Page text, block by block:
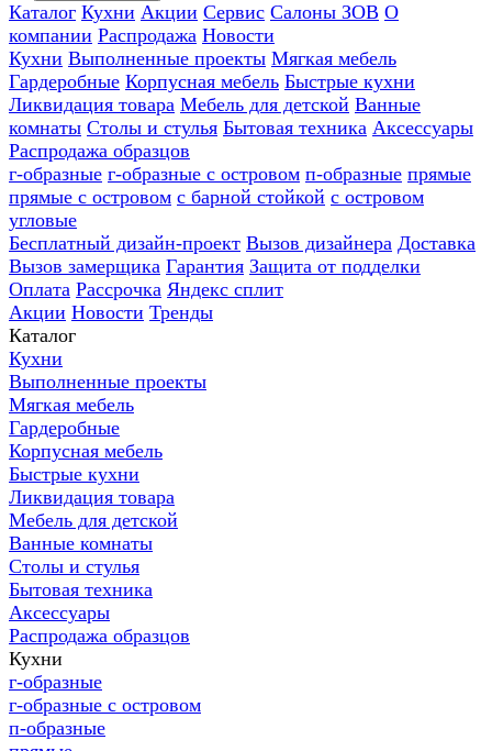
Каталог Кухни Акции Сервис Салоны ЗОВ О
компании Распродажа Новости
Кухни Выполненные проекты Мягкая мебель
Гардеробные Корпусная мебель Быстрые кухни
Ликвидация товара Мебель для детской Ванные
комнаты Столы и стулья Бытовая техника Аксессуары
Распродажа образцов
г-образные г-образные с островом п-образные прямые
прямые с островом с барной стойкой с островом
угловые
Бесплатный дизайн-проект Вызов дизайнера Доставка
Вызов замерщика Гарантия Защита от подделки
Оплата Рассрочка Яндекс сплит
Акции Новости Тренды
Каталог
Кухни
Выполненные проекты
Мягкая мебель
Гардеробные
Корпусная мебель
Быстрые кухни
Ликвидация товара
Мебель для детской
Ванные комнаты
Столы и стулья
Бытовая техника
Аксессуары
Распродажа образцов
Кухни
г-образные
г-образные с островом
п-образные